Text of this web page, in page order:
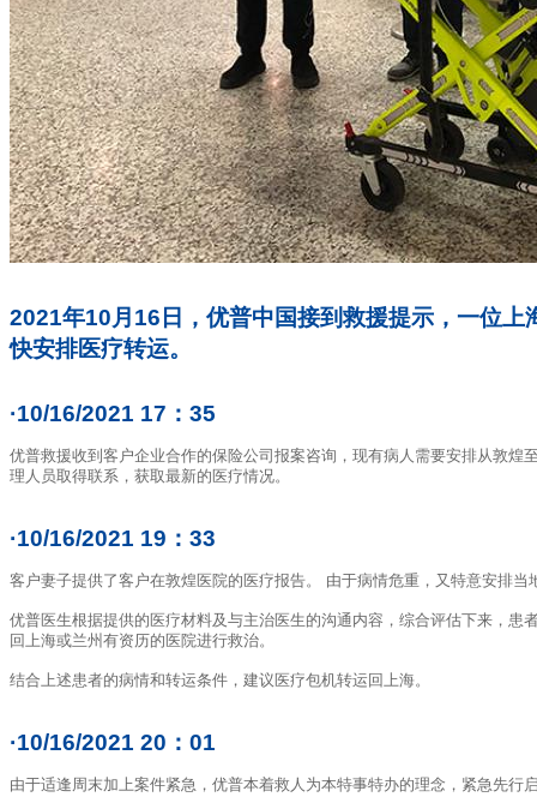
2021年10月16日，优普中国接到救援提示，一位
快安排医疗转运。
·10/16/2021 17：35
优普救援收到客户企业合作的保险公司报案咨询，现有病人需要安排从敦
理人员取得联系，获取最新的医疗情况。
·10/16/2021 19：33
客户妻子提供了客户在敦煌医院的医疗报告。 由于病情危重，又特意安排
优普医生根据提供的医疗材料及与主治医生的沟通内容，综合评估下来，
回上海或兰州有资历的医院进行救治。
结合上述患者的病情和转运条件，建议医疗包机转运回上海。
·10/16/2021 20：01
由于适逢周末加上案件紧急，优普本着救人为本特事特办的理念，紧急先行